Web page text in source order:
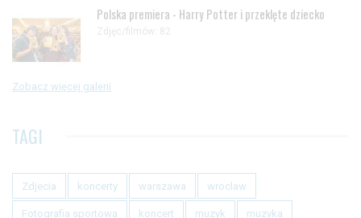
Polska premiera - Harry Potter i przeklęte dziecko
Zdjęc/filmów: 82
Zobacz więcej galerii
TAGI
Zdjecia koncerty warszawa wroclaw
Fotografia sportowa koncert muzyk muzyka